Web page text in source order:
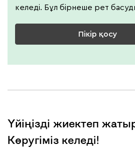
келеді. Бұл бірнеше рет
Пікір қосу
Үйіңізді жиектеп
Көругіміз келеді!